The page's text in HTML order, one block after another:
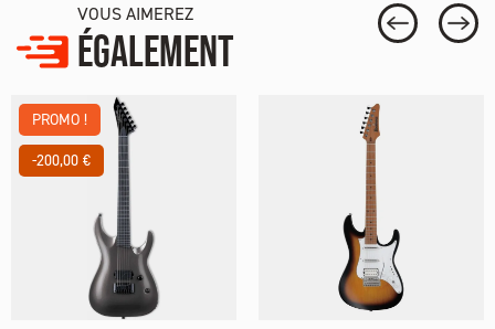
VOUS AIMEREZ
ÉGALEMENT
PROMO !
-200,00 €